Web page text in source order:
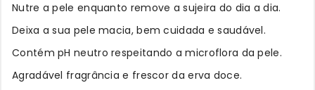
Nutre a pele enquanto remove a sujeira do dia a dia.
Deixa a sua pele macia, bem cuidada e saudável.
Contém pH neutro respeitando a microflora da pele.
Agradável fragrância e frescor da erva doce.